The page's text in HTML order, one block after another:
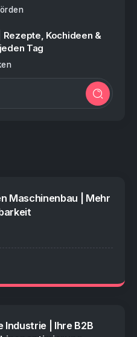
Kochideen &
Tag
Maschinenbau | Mehr
Industrie | Ihre B2B